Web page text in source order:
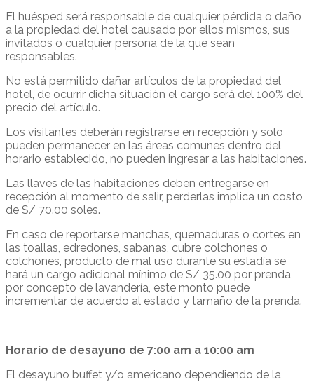
El huésped será responsable de cualquier pérdida o daño
a la propiedad del hotel causado por ellos mismos, sus
invitados o cualquier persona de la que sean
responsables.
No está permitido dañar artículos de la propiedad del
hotel, de ocurrir dicha situación el cargo será del 100% del
precio del artículo.
Los visitantes deberán registrarse en recepción y solo
pueden permanecer en las áreas comunes dentro del
horario establecido, no pueden ingresar a las habitaciones.
Las llaves de las habitaciones deben entregarse en
recepción al momento de salir, perderlas implica un costo
de S/ 70.00 soles.
En caso de reportarse manchas, quemaduras o cortes en
las toallas, edredones, sabanas, cubre colchones o
colchones, producto de mal uso durante su estadía se
hará un cargo adicional mínimo de S/ 35.00 por prenda
por concepto de lavandería, este monto puede
incrementar de acuerdo al estado y tamaño de la prenda.
Horario de desayuno de 7:00 am a 10:00 am
El desayuno buffet y/o americano dependiendo de la